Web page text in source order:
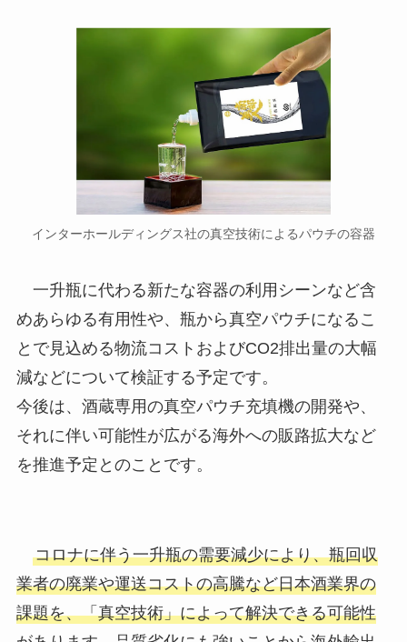
インターホールディングス社の真空技術によるパウチの容器
一升瓶に代わる新たな容器の利用シーンなど含
めあらゆる有用性や、瓶から真空パウチになるこ
とで見込める物流コストおよびCO2排出量の大幅
減などについて検証する予定です。
今後は、酒蔵専用の真空パウチ充填機の開発や、
それに伴い可能性が広がる海外への販路拡大など
を推進予定とのことです。
コロナに伴う一升瓶の需要減少により、瓶回収
業者の廃業や運送コストの高騰など日本酒業界の
課題を、「真空技術」によって解決できる可能性